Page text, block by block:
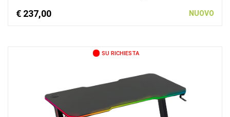
€ 237,00 NUOVO
SU RICHIESTA